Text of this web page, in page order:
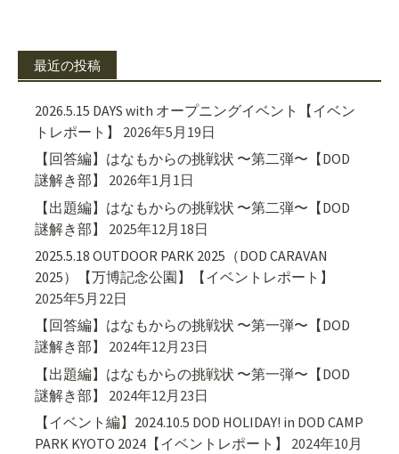
最近の投稿
2026.5.15 DAYS with オープニングイベント【イベン
トレポート】
2026年5月19日
【回答編】はなもからの挑戦状 〜第二弾〜【DOD
謎解き部】
2026年1月1日
【出題編】はなもからの挑戦状 〜第二弾〜【DOD
謎解き部】
2025年12月18日
2025.5.18 OUTDOOR PARK 2025（DOD CARAVAN
2025）【万博記念公園】【イベントレポート】
2025年5月22日
【回答編】はなもからの挑戦状 〜第一弾〜【DOD
謎解き部】
2024年12月23日
【出題編】はなもからの挑戦状 〜第一弾〜【DOD
謎解き部】
2024年12月23日
【イベント編】2024.10.5 DOD HOLIDAY! in DOD CAMP
PARK KYOTO 2024【イベントレポート】
2024年10月